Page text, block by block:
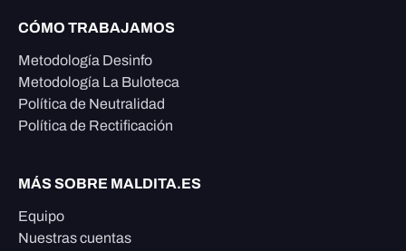
CÓMO TRABAJAMOS
Metodología Desinfo
Metodología La Buloteca
Política de Neutralidad
Política de Rectificación
MÁS SOBRE MALDITA.ES
Equipo
Nuestras cuentas